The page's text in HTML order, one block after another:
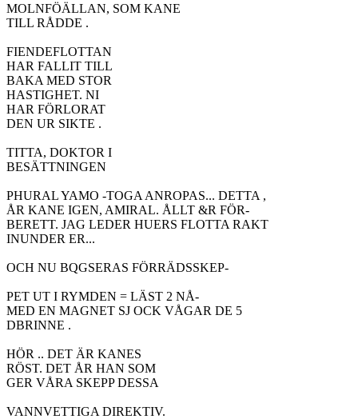
MOLNFÖÄLLAN, SOM KANE
TILL RÅDDE .
FIENDEFLOTTAN
HAR FALLIT TILL
BAKA MED STOR
HASTIGHET. NI
HAR FÖRLORAT
DEN UR SIKTE .
TITTA, DOKTOR I
BESÄTTNINGEN
PHURAL YAMO -TOGA ANROPAS... DETTA ,
ÅR KANE IGEN, AMIRAL. ÅLLT &R FÖR-
BERETT. JAG LEDER HUERS FLOTTA RAKT
INUNDER ER...
OCH NU BQGSERAS FÖRRÄDSSKEP-
PET UT I RYMDEN = LÄST 2 NÅ-
MED EN MAGNET SJ OCK VÅGAR DE 5
DBRINNE .
HÖR .. DET ÄR KANES
RÖST. DET ÅR HAN SOM
GER VÅRA SKEPP DESSA
VANNVETTIGA DIREKTIV.